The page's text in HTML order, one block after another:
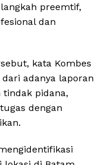
preemtif,
dan
kata Kombes
adanya laporan
tindak pidana,
dengan